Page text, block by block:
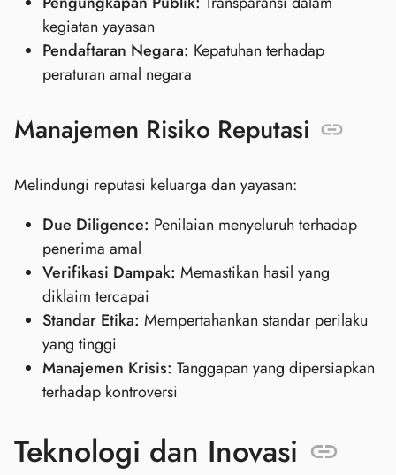
kegiatan yayasan
Pendaftaran Negara: Kepatuhan terhadap
peraturan amal negara
Manajemen Risiko Reputasi
Melindungi reputasi keluarga dan yayasan:
Due Diligence: Penilaian menyeluruh terhadap
penerima amal
Verifikasi Dampak: Memastikan hasil yang
diklaim tercapai
Standar Etika: Mempertahankan standar perilaku
yang tinggi
Manajemen Krisis: Tanggapan yang dipersiapkan
terhadap kontroversi
Teknologi dan Inovasi